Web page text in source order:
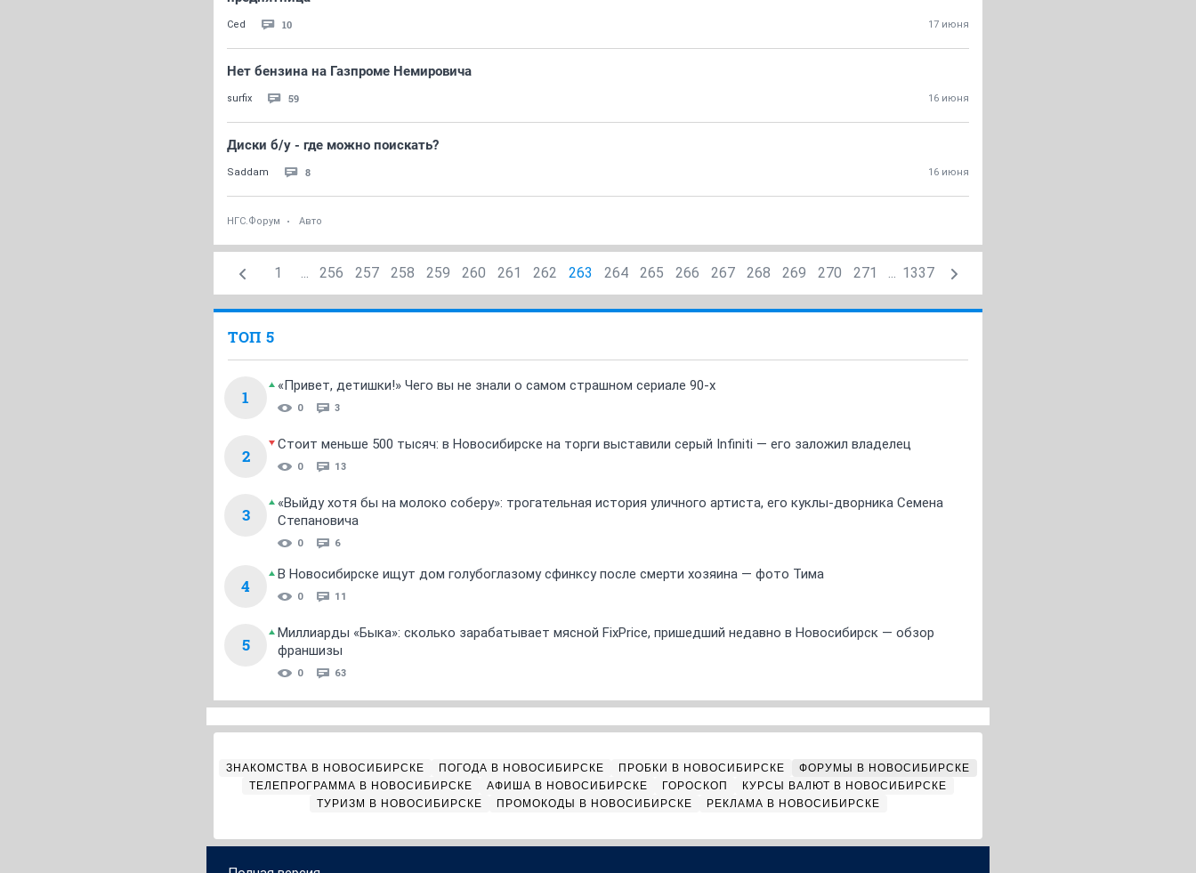
Ced 10 17 июня
Нет бензина на Газпроме Немировича
surfix 59 16 июня
Диски б/у - где можно поискать?
Saddam 8 16 июня
НГС.Форум Авто
1 ... 256 257 258 259 260 261 262 263 264 265 266 267 268 269 270 271 ... 1337
ТОП 5
1
«Привет, детишки!» Чего вы не знали о самом страшном сериале 90-х
0 3
2
Стоит меньше 500 тысяч: в Новосибирске на торги выставили серый Infiniti — его заложил владелец
0 13
3
«Выйду хотя бы на молоко соберу»: трогательная история уличного артиста, его куклы-дворника Семена
Степановича
0 6
4
В Новосибирске ищут дом голубоглазому сфинксу после смерти хозяина — фото Тима
0 11
5
Миллиарды «Быка»: сколько зарабатывает мясной FixPrice, пришедший недавно в Новосибирск — обзор
франшизы
0 63
ЗНАКОМСТВА В НОВОСИБИРСКЕ ПОГОДА В НОВОСИБИРСКЕ ПРОБКИ В НОВОСИБИРСКЕ
ФОРУМЫ В НОВОСИБИРСКЕ
ТЕЛЕПРОГРАММА В НОВОСИБИРСКЕ
АФИША В НОВОСИБИРСКЕ ГОРОСКОП
КУРСЫ ВАЛЮТ В НОВОСИБИРСКЕ
ТУРИЗМ В НОВОСИБИРСКЕ
ПРОМОКОДЫ В НОВОСИБИРСКЕ РЕКЛАМА В НОВОСИБИРСКЕ